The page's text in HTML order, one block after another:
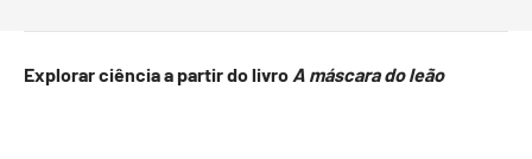
Explorar ciência a partir do livro A máscara do leão